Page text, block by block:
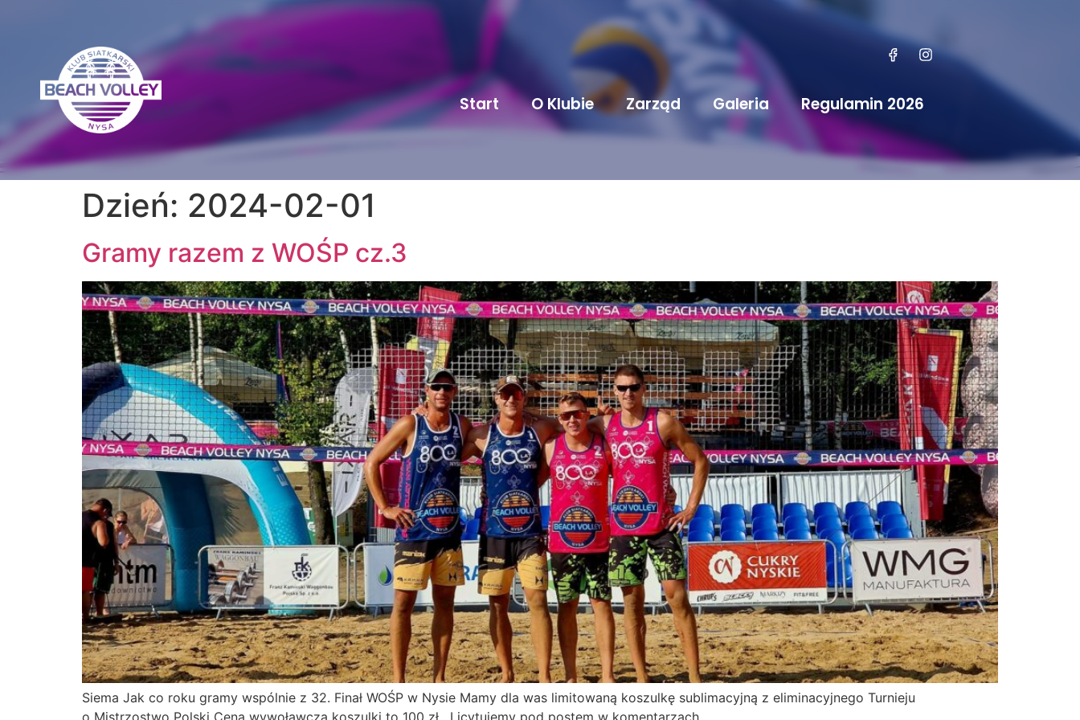
Start O Klubie Zarząd Galeria Regulamin 2026
Dzień: 2024-02-01
Gramy razem z WOŚP cz.3
Siema Jak co roku gramy wspólnie z 32. Finał WOŚP w Nysie Mamy dla was limitowaną koszulkę sublimacyjną z eliminacyjnego Turnieju
o Mistrzostwo Polski Cena wywoławcza koszulki to 100 zł . Licytujemy pod postem w komentarzach